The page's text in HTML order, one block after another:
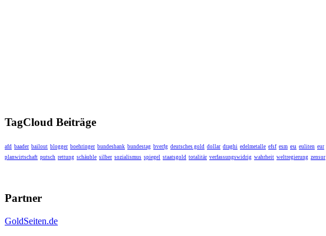
TagCloud Beiträge
afd baader bailout blogger boehringer bundesbank bundestag bverfg deutsches gold dollar draghi edelmetalle efsf esm eu euliten eur
planwirtschaft putsch rettung schäuble silber sozialismus spiegel staatsgold totalitär verfassungswidrig wahrheit weltregierung zensur
Partner
GoldSeiten.de